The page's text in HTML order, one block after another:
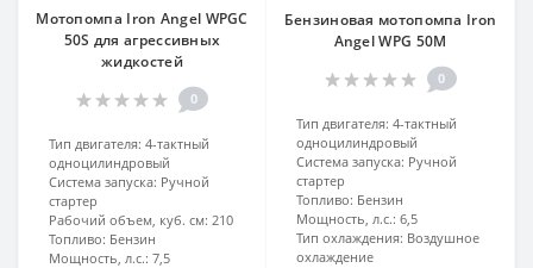
Мотопомпа Iron Angel WPGC
50S для агрессивных
жидкостей
0
Тип двигателя: 4-тактный
одноцилиндровый
Система запуска: Ручной
стартер
Рабочий объем, куб. см: 210
Топливо: Бензин
Мощность, л.с.: 7,5
Бензиновая мотопомпа Iron
Angel WPG 50M
0
Тип двигателя: 4-тактный
одноцилиндровый
Система запуска: Ручной
стартер
Топливо: Бензин
Мощность, л.с.: 6,5
Тип охлаждения: Воздушное
охлаждение